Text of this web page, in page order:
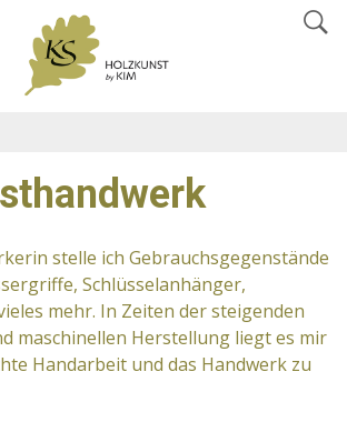
stelle ich Gebrauchsgegenstände
Schlüsselanhänger,
mehr. In Zeiten der steigenden
maschinellen Herstellung liegt es mir
Handarbeit und das Handwerk zu